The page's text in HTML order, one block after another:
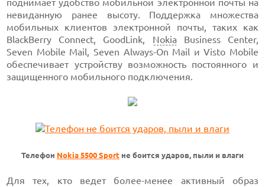
поднимает удобство мобильной электронной почты на
невиданную ранее высоту. Поддержка множества
мобильных клиентов электронной почты, таких как
BlackBerry Connect, GoodLink, NokiaBusiness Center,
Seven Mobile Mail, Seven Always-On Mail и Visto Mobile
обеспечивает устройству возможность постоянного и
защищенного мобильного подключения.
Телефон Nokia 5500 Sport не боится ударов, пыли и влаги
Для тех, кто ведет более-менее активный образ